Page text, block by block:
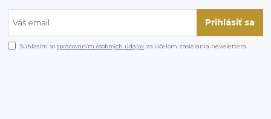
Prihlásiť sa
Súhlasím sospracovaním osobných údajov za účelom zasielania newslettera.